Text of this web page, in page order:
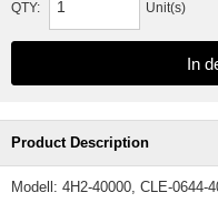
QTY: Unit(s)
Product Description
Modell: 4H2-40000, CLE-0644-